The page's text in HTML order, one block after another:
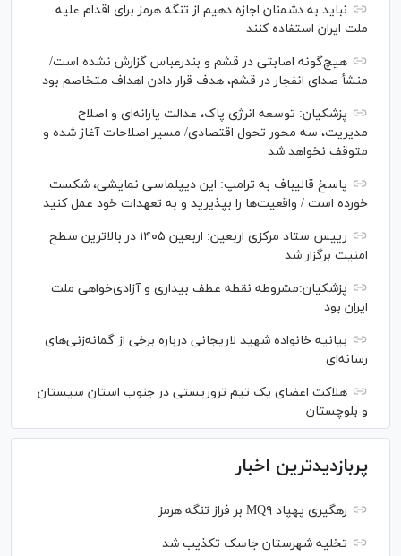
نباید به دشمنان اجازه دهیم از تنگه هرمز برای اقدام علیه
ملت ایران استفاده کنند
هیچ‌گونه اصابتی در قشم و بندرعباس گزارش نشده است/
منشأ صدای انفجار در قشم، هدف قرار دادن اهداف متخاصم بود
پزشکیان: توسعه انرژی پاک، عدالت یارانه‌ای و اصلاح
مدیریت، سه محور تحول اقتصادی/ مسیر اصلاحات آغاز شده و
متوقف نخواهد شد
پاسخ قالیباف به ترامپ: این دیپلماسی نمایشی، شکست
خورده است / واقعیت‌ها را بپذیرید و به تعهدات خود عمل کنید
رییس ستاد مرکزی اربعین: اربعین ۱۴۰۵ در بالاترین سطح
امنیت برگزار شد
پزشکیان:مشروطه نقطه عطف بیداری و آزادی‌خواهی ملت
ایران بود
بیانیه خانواده شهید لاریجانی درباره برخی از گمانه‌زنی‌های
رسانه‌ای
هلاکت اعضای یک تیم تروریستی در جنوب استان سیستان
و بلوچستان
پربازدیدترین اخبار
رهگیری پهپاد MQ۹ بر فراز تنگه هرمز
تخلیه شهرستان جاسک تکذیب شد